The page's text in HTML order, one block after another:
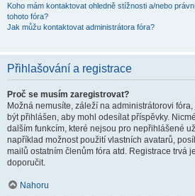
Koho mám kontaktovat ohledně stížnosti a/nebo
tohoto fóra?
Jak můžu kontaktovat administrátora fóra?
Přihlašování a registrace
Proč se musím zaregistrovat?
Možná nemusíte, záleží na administrátorovi
být přihlášen, aby mohl odesílat příspěvky.
dalším funkcím, které nejsou pro nepřihlášené
například možnost použití vlastních avatarů,
mailů ostatním členům fóra atd. Registrace trvá
doporučit.
Nahoru